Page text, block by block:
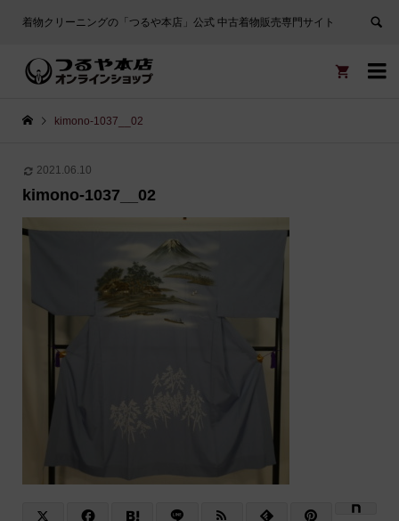
着物クリーニングの「つるや本店」公式 中古着物販売専門サイト


kimono-1037__02
2021.06.10
kimono-1037__02